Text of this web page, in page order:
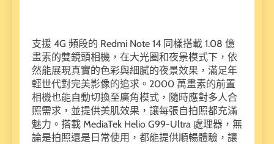
支援 4G 頻段的 Redmi Note 14 同樣搭載 1.08 億
畫素的雙鏡頭相機，在大光圈和夜景模式下，依
然能展現真實的色彩與細膩的夜景效果，滿足年
輕世代對完美影像的追求。2000 萬畫素的前置
相機也能自動切換至廣角模式，隨時應對多人合
照需求，並提供美肌效果，讓每張自拍照都充滿
魅力。搭載 MediaTek Helio G99-Ultra 處理器，無
論是拍照還是日常使用，都能提供順暢體驗，讓